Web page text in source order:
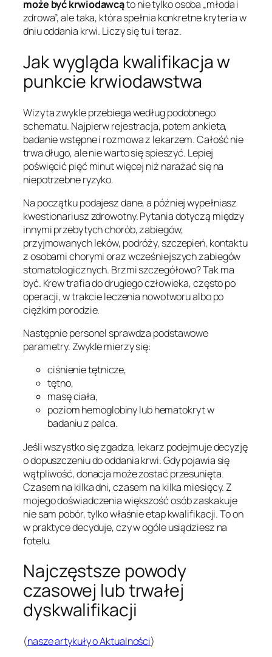
może być krwiodawcąto nie tylko osoba „młoda i
zdrowa”, ale taka, która spełnia konkretne kryteria w
dniu oddania krwi. Liczy się tu i teraz.
Jak wygląda kwalifikacja w
punkcie krwiodawstwa
Wizyta zwykle przebiega według podobnego
schematu. Najpierw rejestracja, potem ankieta,
badanie wstępne i rozmowa z lekarzem. Całość nie
trwa długo, ale nie warto się spieszyć. Lepiej
poświęcić pięć minut więcej niż narażać się na
niepotrzebne ryzyko.
Na początku podajesz dane, a później wypełniasz
kwestionariusz zdrowotny. Pytania dotyczą między
innymi przebytych chorób, zabiegów,
przyjmowanych leków, podróży, szczepień, kontaktu
z osobami chorymi oraz wcześniejszych zabiegów
stomatologicznych. Brzmi szczegółowo? Tak ma
być. Krew trafia do drugiego człowieka, często po
operacji, w trakcie leczenia nowotworu albo po
ciężkim porodzie.
Następnie personel sprawdza podstawowe
parametry. Zwykle mierzy się:
ciśnienie tętnicze,
tętno,
masę ciała,
poziom hemoglobiny lub hematokryt w
badaniu z palca.
Jeśli wszystko się zgadza, lekarz podejmuje decyzję
o dopuszczeniu do oddania krwi. Gdy pojawia się
wątpliwość, donacja może zostać przesunięta.
Czasem na kilka dni, czasem na kilka miesięcy. Z
mojego doświadczenia większość osób zaskakuje
nie sam pobór, tylko właśnie etap kwalifikacji. To on
w praktyce decyduje, czy w ogóle usiądziesz na
fotelu.
Najczęstsze powody
czasowej lub trwałej
dyskwalifikacji
(nasze artykuły o Aktualności)